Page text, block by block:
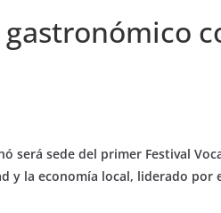
gastronómico
será sede del primer Festival
y la economía local, liderado por